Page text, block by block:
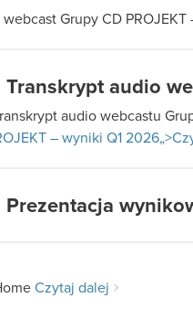
Grupy CD PROJEKT
Transkrypt audio
audio webcastu
– wyniki Q1 2026
Prezentacja
Czytaj dalej